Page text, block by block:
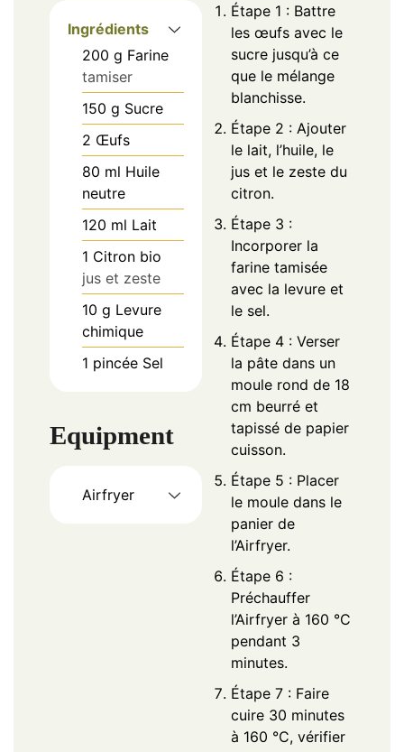
Ingrédients
200 g Farine
tamiser
150 g Sucre
2 Œufs
80 ml Huile
neutre
120 ml Lait
1 Citron bio
jus et zeste
10 g Levure
chimique
1 pincée Sel
Equipment
Airfryer
Étape 1 : Battre
les œufs avec le
sucre jusqu’à ce
que le mélange
blanchisse.
Étape 2 : Ajouter
le lait, l’huile, le
jus et le zeste du
citron.
Étape 3 :
Incorporer la
farine tamisée
avec la levure et
le sel.
Étape 4 : Verser
la pâte dans un
moule rond de 18
cm beurré et
tapissé de papier
cuisson.
Étape 5 : Placer
le moule dans le
panier de
l’Airfryer.
Étape 6 :
Préchauffer
l’Airfryer à 160 °C
pendant 3
minutes.
Étape 7 : Faire
cuire 30 minutes
à 160 °C, vérifier